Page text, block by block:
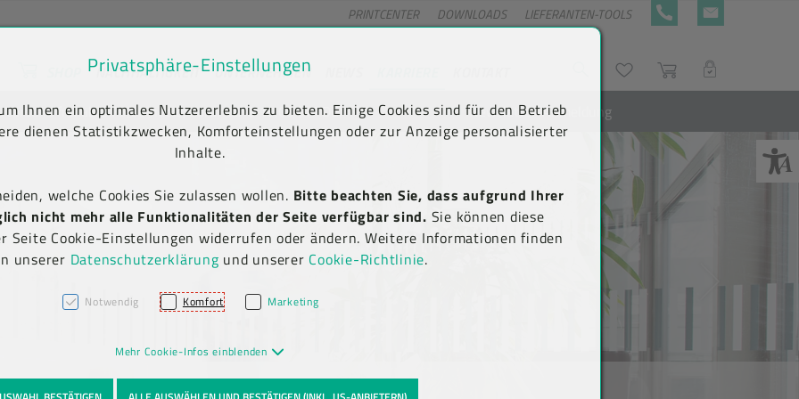
springen [AK + 2]
[AK + 5]
PRINTCENTER DOWNLOADS LIEFERANTEN-TOOLS +43 5576 7177 818
NACHHALTIGKEIT UNTERNEHMEN WunschlisteWarenkorb
LOGIN
frei ab € 75,00 netto, darunter € 10,00 (AT/DE)
Newsletter-Anmeldung
Privatsphäre-Einstellungen
Ihnen ein optimales Nutzererlebnis zu bieten. Einige Cookies sind für den Betrieb
dienen Statistikzwecken, Komforteinstellungen oder zur Anzeige personalisierter
Inhalte.
welche Cookies Sie zulassen wollen. Bitte beachten Sie, dass aufgrund Ihrer
nicht mehr alle Funktionalitäten der Seite verfügbar sind. Sie können diese
Seite Cookie-Einstellungen widerrufen oder ändern. Weitere Informationen finden
unserer Datenschutzerklärung und unserer Cookie-Richtlinie.
Notwendig Komfort Marketing
Mehr Cookie-Infos einblenden